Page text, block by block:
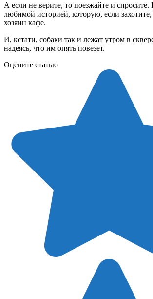
А если не верите, то поезжайте и спросите.
любимой историей, которую, если захотите,
хозяин кафе.
И, кстати, собаки так и лежат утром в
надеясь, что им опять повезет.
Оцените статью